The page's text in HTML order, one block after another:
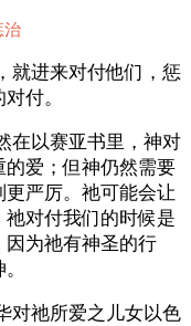
治
就进来对付他们，惩
付。
在以赛亚书里，神对
爱；但神仍然需要
严厉。祂可能会让
对付我们的时候是
为祂有神圣的行
对祂所爱之儿女以色